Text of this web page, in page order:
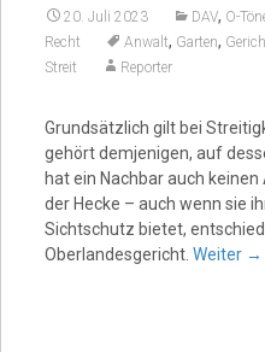
20. Juli 2023 DAV, O-
Recht Anwalt, Garten,
Streit Reporter
Grundsätzlich gilt bei
gehört demjenigen, auf
hat ein Nachbar auch
der Hecke – auch wenn sie
Sichtschutz bietet,
Oberlandesgericht. Weiter →